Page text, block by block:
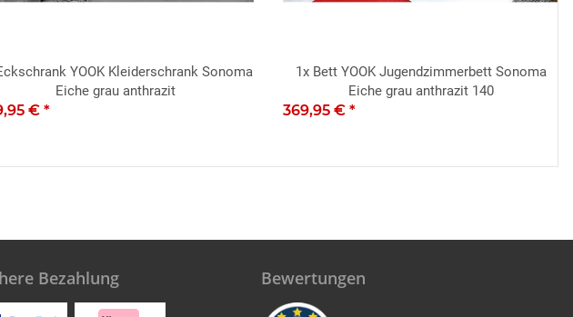
YOOK Kleiderschrank Sonoma
Eiche grau anthrazit
€ *
1x Bett YOOK Jugendzimmerbett Sonoma
Eiche grau anthrazit 140
369,95 € *
Bezahlung Bewertungen